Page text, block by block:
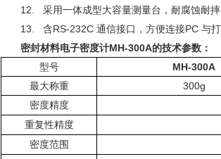
12.
采用一体成型大容量测量台，耐腐蚀耐
13.
含RS-232C 通信接口，方便连接PC 与
密封材料电子密度计MH-300A的技术参数：
型号
MH-300A
最大称重
300g
密度精度
重复性精度
密度范围